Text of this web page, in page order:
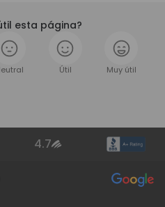
esta página?
Útil Muy útil
4.7